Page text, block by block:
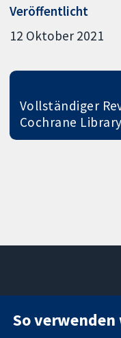
Veröffentlicht
12 Oktober 2021
Vollständiger
Cochrane Library
So